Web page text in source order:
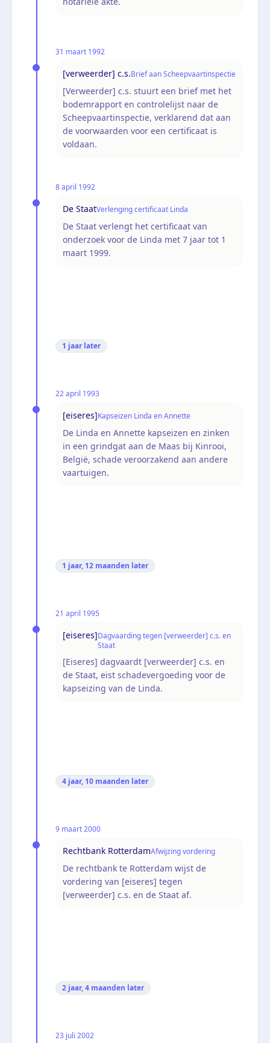
31 maart 1992
[verweerder] c.s.Brief aan Scheepvaartinspectie
[Verweerder] c.s. stuurt een brief met het
bodemrapport en controlelijst naar de
Scheepvaartinspectie, verklarend dat aan
de voorwaarden voor een certificaat is
voldaan.
8 april 1992
De StaatVerlenging certificaat Linda
De Staat verlengt het certificaat van
onderzoek voor de Linda met 7 jaar tot 1
maart 1999.
1 jaar later
22 april 1993
[eiseres]Kapseizen Linda en Annette
De Linda en Annette kapseizen en zinken
in een grindgat aan de Maas bij Kinrooi,
België, schade veroorzakend aan andere
vaartuigen.
1 jaar, 12 maanden later
21 april 1995
[eiseres]Dagvaarding tegen [verweerder] c.s. en
Staat
[Eiseres] dagvaardt [verweerder] c.s. en
de Staat, eist schadevergoeding voor de
kapseizing van de Linda.
4 jaar, 10 maanden later
9 maart 2000
Rechtbank RotterdamAfwijzing vordering
De rechtbank te Rotterdam wijst de
vordering van [eiseres] tegen
[verweerder] c.s. en de Staat af.
2 jaar, 4 maanden later
23 juli 2002